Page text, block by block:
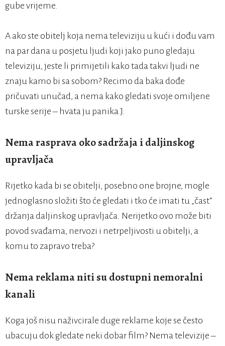
gube vrijeme.
A ako ste obitelj koja nema televiziju u kući i dođu vam
na par dana u posjetu ljudi koji jako puno gledaju
televiziju, jeste li primijetili kako tada takvi ljudi ne
znaju kamo bi sa sobom? Recimo da baka dođe
pričuvati unučad, a nema kako gledati svoje omiljene
turske serije – hvata ju panika J.
Nema rasprava oko sadržaja i daljinskog
upravljača
Rijetko kada bi se obitelji, posebno one brojne, mogle
jednoglasno složiti što će gledati i tko će imati tu „čast“
držanja daljinskog upravljača. Nerijetko ovo može biti
povod svađama, nervozi i netrpeljivosti u obitelji, a
komu to zapravo treba?
Nema reklama niti su dostupni nemoralni
kanali
Koga još nisu naživcirale duge reklame koje se često
ubacuju dok gledate neki dobar film? Nema televizije –